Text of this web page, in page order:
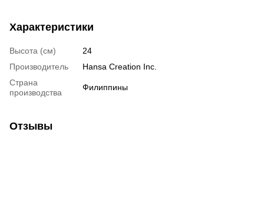
Характеристики
Высота (см)
24
Производитель
Hansa Creation Inc.
Страна
производства
Филиппины
Отзывы